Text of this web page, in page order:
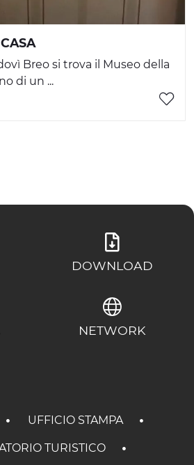
Breo si trova il Museo della
di un ...
DOWNLOAD
NETWORK
UFFICIO STAMPA
TURISTICO